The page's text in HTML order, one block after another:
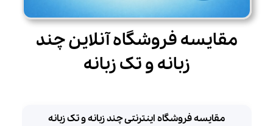
مقایسه فروشگاه آنلاین چند
زبانه و تک زبانه
مقایسه فروشگاه اینترنتی چند زبانه و تک زبانه